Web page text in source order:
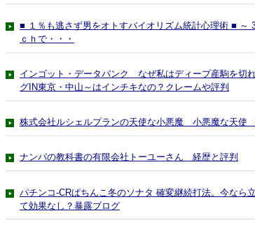
■ １％も逃さず男をオトすバイオリズム統計心理術 ■ ～
ｃｈで・・・
インゴット・データバンク なぜ私はディープ産駒を切
グIN東京・中山～はインチキなの？クレームや評判
株式会社ルシェルプランの天使な小悪魔 小悪魔な天使
ナンパの教科書の有限会社トーユーさん 経歴と評判
パチンコ-CRぱちんこ冬のソナタ 確変継続打法。今なら
て効果なし？暴露ブログ